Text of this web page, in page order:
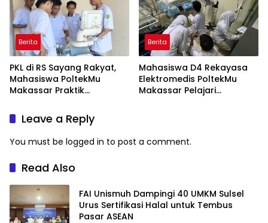
Berita
PKL di RS Sayang Rakyat,
Mahasiswa PoltekMu
Makassar Praktik
Berita
Mahasiswa D4 Rekayasa
Elektromedis PoltekMu
Makassar Pelajari
Leave a Reply
You must be logged in to post a comment.
Read Also
FAI Unismuh Dampingi 40 UMKM Sulsel
Urus Sertifikasi Halal untuk Tembus
Pasar ASEAN